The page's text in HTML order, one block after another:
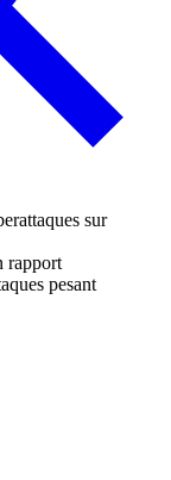
rapport
pesant